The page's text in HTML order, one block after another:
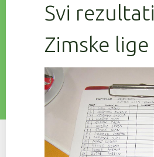
Svi rezultati
Zimske lige